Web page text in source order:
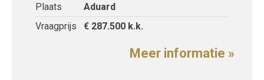
Plaats
Aduard
Vraagprijs
€ 287.500 k.k.
Meer informatie »